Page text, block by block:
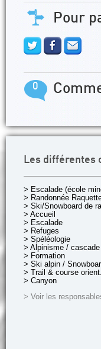
Pour
0
Les différentes
> Escalade (école
> Randonnée
> Ski/Snowboard de
> Accueil
> Escalade
> Refuges
> Spéléologie
> Alpinisme / cascade
> Formation
> Ski alpin /
> Trail & course orient.
> Canyon
> Voir les